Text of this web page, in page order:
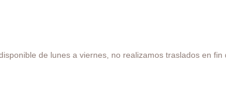
de lunes a viernes, no realizamos traslados en fin